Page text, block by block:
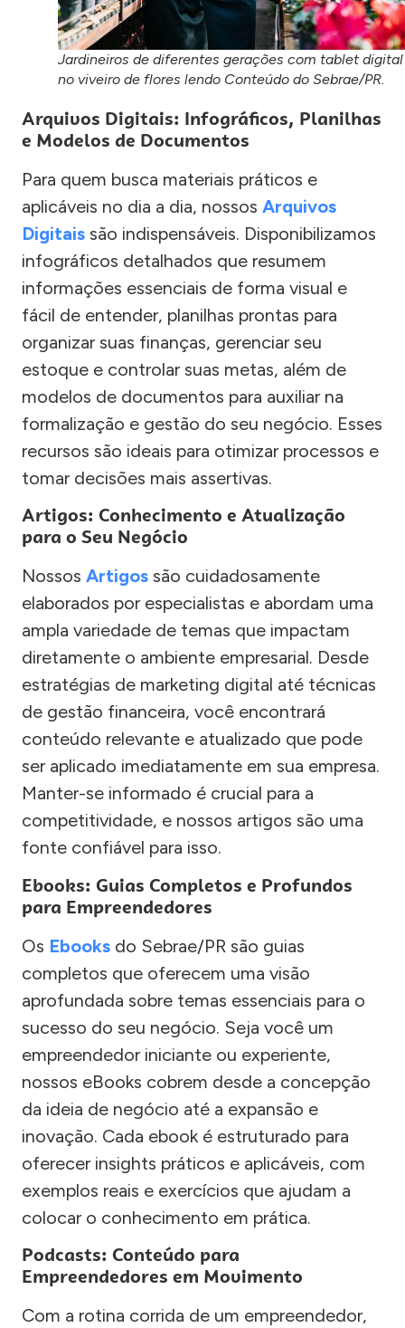
Jardineiros de diferentes gerações com tablet digital
no viveiro de flores lendo Conteúdo do Sebrae/PR.
Arquivos Digitais: Infográficos, Planilhas
e Modelos de Documentos
Para quem busca materiais práticos e
aplicáveis no dia a dia, nossos Arquivos
Digitais são indispensáveis. Disponibilizamos
infográficos detalhados que resumem
informações essenciais de forma visual e
fácil de entender, planilhas prontas para
organizar suas finanças, gerenciar seu
estoque e controlar suas metas, além de
modelos de documentos para auxiliar na
formalização e gestão do seu negócio. Esses
recursos são ideais para otimizar processos e
tomar decisões mais assertivas.
Artigos: Conhecimento e Atualização
para o Seu Negócio
Nossos Artigos são cuidadosamente
elaborados por especialistas e abordam uma
ampla variedade de temas que impactam
diretamente o ambiente empresarial. Desde
estratégias de marketing digital até técnicas
de gestão financeira, você encontrará
conteúdo relevante e atualizado que pode
ser aplicado imediatamente em sua empresa.
Manter-se informado é crucial para a
competitividade, e nossos artigos são uma
fonte confiável para isso.
Ebooks: Guias Completos e Profundos
para Empreendedores
Os Ebooks do Sebrae/PR são guias
completos que oferecem uma visão
aprofundada sobre temas essenciais para o
sucesso do seu negócio. Seja você um
empreendedor iniciante ou experiente,
nossos eBooks cobrem desde a concepção
da ideia de negócio até a expansão e
inovação. Cada ebook é estruturado para
oferecer insights práticos e aplicáveis, com
exemplos reais e exercícios que ajudam a
colocar o conhecimento em prática.
Podcasts: Conteúdo para
Empreendedores em Movimento
Com a rotina corrida de um empreendedor,